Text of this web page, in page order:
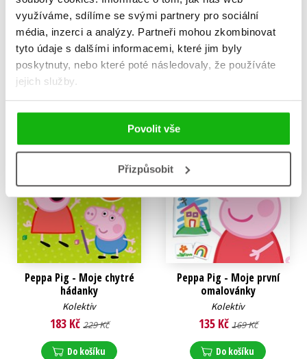
využíváme, sdílíme se svými partnery pro sociální
média, inzerci a analýzy. Partneři mohou zkombinovat
tyto údaje s dalšími informacemi, které jim byly
poskytnuty, nebo které poté následovaly, že používáte
jejich služby.
Povolit vše
Přizpůsobit
Kolektiv
199 Kč249 Kč
Do košíku
Kolektiv
239 Kč299 Kč
Do košíku
Peppa Pig - Moje chytré
hádanky
Kolektiv
183 Kč 229 Kč
Do košíku
Peppa Pig - Moje první
omalovánky
Kolektiv
135 Kč 169 Kč
Do košíku